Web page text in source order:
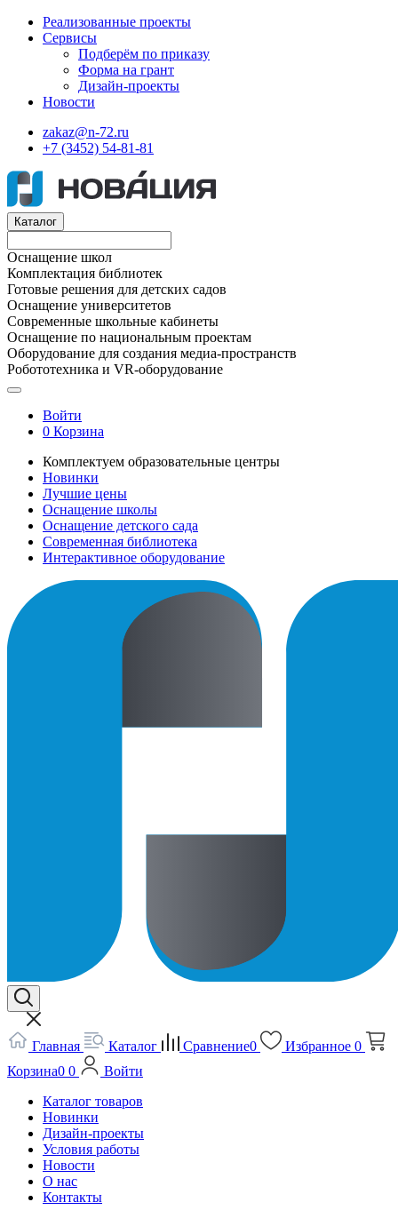
Реализованные проекты
Сервисы
Подберём по приказу
Форма на грант
Дизайн-проекты
Новости
zakaz@n-72.ru
+7 (3452) 54-81-81
Каталог
Оснащение школ
Комплектация библиотек
Готовые решения для детских садов
Оснащение университетов
Современные школьные кабинеты
Оснащение по национальным проектам
Оборудование для создания медиа-пространств
Робототехника и VR-оборудование
Войти
0 Корзина
Комплектуем образовательные центры
Новинки
Лучшие цены
Оснащение школы
Оснащение детского сада
Современная библиотека
Интерактивное оборудование
Главная Каталог Сравнение0 Избранное 0
Корзина0 0
Войти
Каталог товаров
Новинки
Дизайн-проекты
Условия работы
Новости
О нас
Контакты